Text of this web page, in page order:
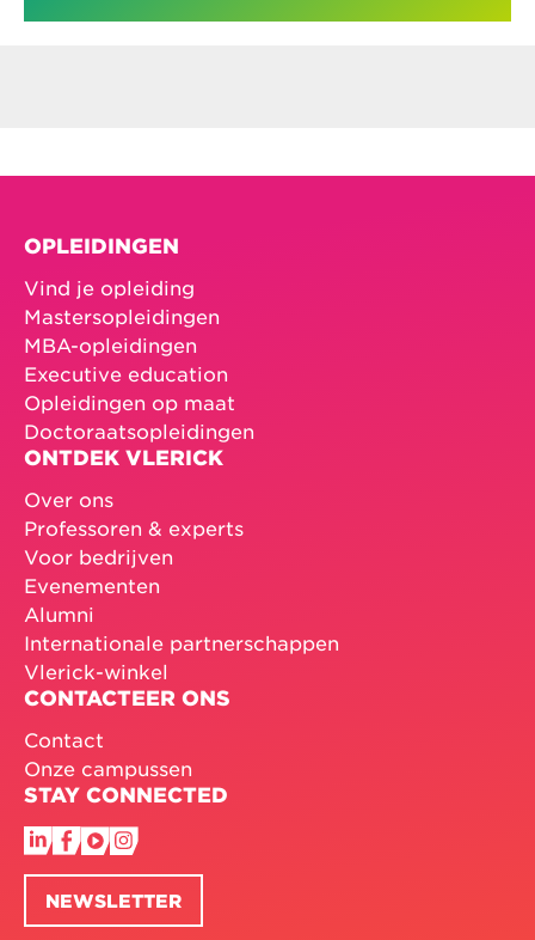
OPLEIDINGEN
Vind je opleiding
Mastersopleidingen
MBA-opleidingen
Executive education
Opleidingen op maat
Doctoraatsopleidingen
ONTDEK VLERICK
Over ons
Professoren & experts
Voor bedrijven
Evenementen
Alumni
Internationale partnerschappen
Vlerick-winkel
CONTACTEER ONS
Contact
Onze campussen
STAY CONNECTED
NEWSLETTER